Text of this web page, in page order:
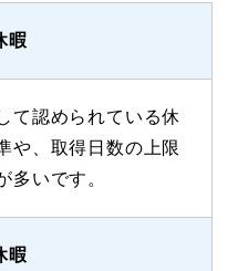
暇
て認められている休
や、取得日数の上限
多いです。
暇